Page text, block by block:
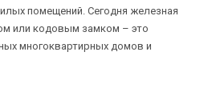
помещений. Сегодня железная
или кодовым замком – это
многоквартирных домов и